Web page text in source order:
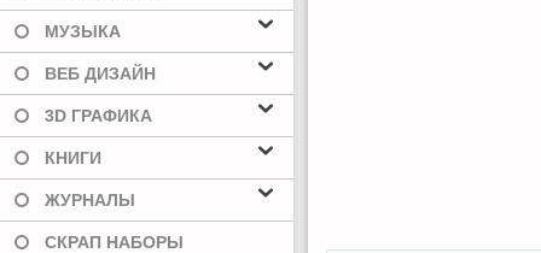
МУЗЫКА
ВЕБ ДИЗАЙН
3D ГРАФИКА
КНИГИ
ЖУРНАЛЫ
СКРАП НАБОРЫ